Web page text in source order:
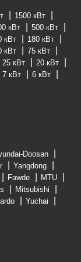
1500 кВт
кВт
500 кВт
кВт
180 кВт
кВт
75 кВт
25 кВт
20 кВт
7 кВт
6 кВт
Doosan
Yangdong
Fawde
MTU
Mitsubishi
Yuchai